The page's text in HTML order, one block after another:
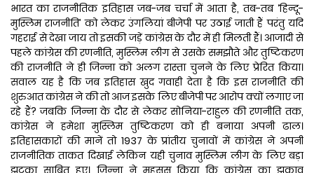
भारत का राजनीतिक इतिहास जब-जब चर्चा में आता है, तब-तब ‘हिन्दू-
मुस्लिम राजनीति’ को लेकर उंगलियां बीजेपी पर उठाई जाती हैं परंतु यदि
गहराई से देखा जाय तो इसकी जड़ें कांग्रेस के दौर में ही मिलती हैं। आजादी से
पहले कांग्रेस की रणनीति, मुस्लिम लीग से उसके समझौते और तुष्टिकरण
की राजनीति ने ही जिन्ना को अलग रास्ता चुनने के लिए प्रेरित किया।
सवाल यह है कि जब इतिहास खुद गवाही देता है कि इस राजनीति की
शुरुआत कांग्रेस ने की तो आज इसके लिए बीजेपी पर आरोप क्यों लगाए जा
रहे हैं? जबकि जिन्ना के दौर से लेकर सोनिया-राहुल की रणनीति तक,
कांग्रेस ने हमेशा मुस्लिम तुष्टिकरण को ही बनाया अपनी ढाल।
इतिहासकारों की मानें तो 1937 के प्रांतीय चुनावों में कांग्रेस ने अपनी
राजनीतिक ताकत दिखाई लेकिन यही चुनाव मुस्लिम लीग के लिए बड़ा
झटका साबित हुए। जिन्ना ने महसूस किया कि कांग्रेस का झुकाव